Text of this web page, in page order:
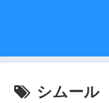
シムール